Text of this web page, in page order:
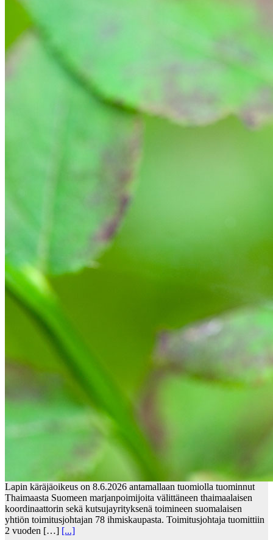
Lapin käräjäoikeus on 8.6.2026 antamallaan tuomiolla tuominnut
Thaimaasta Suomeen marjanpoimijoita välittäneen thaimaalaisen
koordinaattorin sekä kutsujayrityksenä toimineen suomalaisen
yhtiön toimitusjohtajan 78 ihmiskaupasta. Toimitusjohtaja tuomittiin
2 vuoden […] [...]